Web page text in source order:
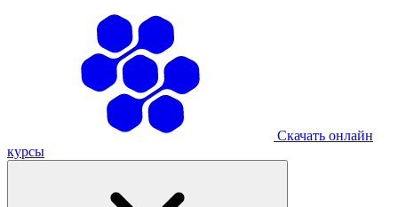
Скачать онлайн
курсы